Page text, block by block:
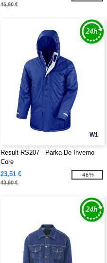
46,90 €
W1
Result RS207 - Parka De Inverno
Core
23,51 €
43,60 €
-46%